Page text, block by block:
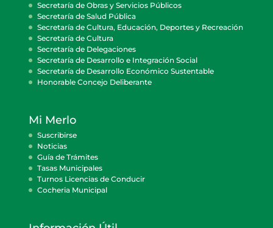
Secretaría de Obras y Servicios Públicos
Secretaría de Salud Pública
Secretaría de Cultura, Educación, Deportes y Recreación
Secretaría de Cultura
Secretaría de Delegaciones
Secretaría de Desarrollo e Integración Social
Secretaría de Desarrollo Económico Sustentable
Honorable Concejo Deliberante
Mi Merlo
Suscribirse
Noticias
Guía de Trámites
Tasas Municipales
Turnos Licencias de Conducir
Cocheria Municipal